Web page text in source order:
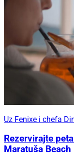
Uz Fenixe i chefa
Rezervirajte
Maratuša